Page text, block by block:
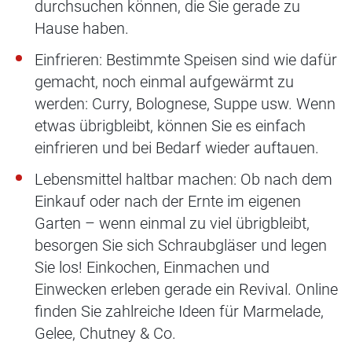
durchsuchen können, die Sie gerade zu
Hause haben.
Einfrieren: Bestimmte Speisen sind wie dafür
gemacht, noch einmal aufgewärmt zu
werden: Curry, Bolognese, Suppe usw. Wenn
etwas übrigbleibt, können Sie es einfach
einfrieren und bei Bedarf wieder auftauen.
Lebensmittel haltbar machen: Ob nach dem
Einkauf oder nach der Ernte im eigenen
Garten – wenn einmal zu viel übrigbleibt,
besorgen Sie sich Schraubgläser und legen
Sie los! Einkochen, Einmachen und
Einwecken erleben gerade ein Revival. Online
finden Sie zahlreiche Ideen für Marmelade,
Gelee, Chutney & Co.